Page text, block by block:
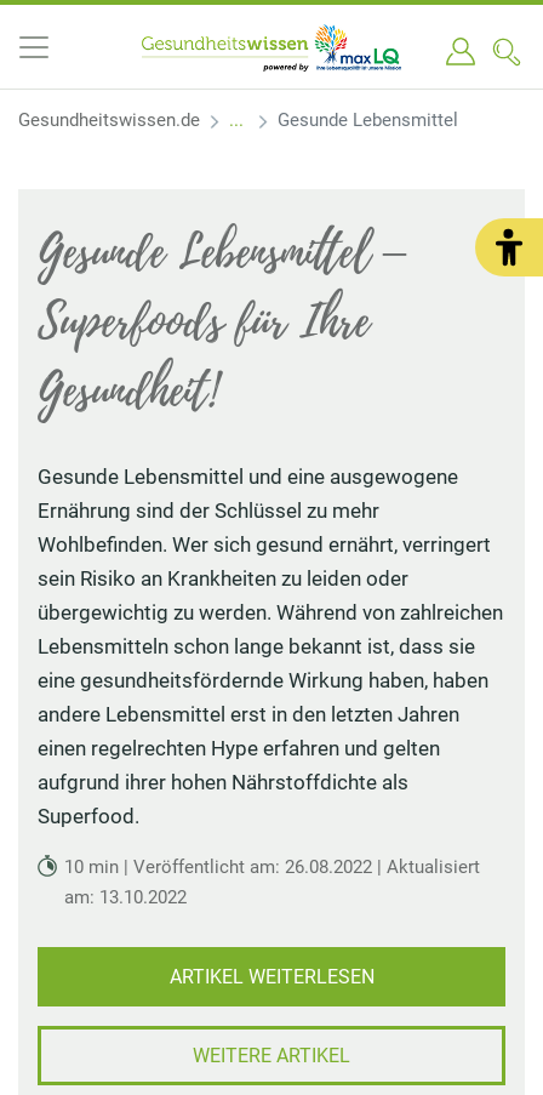
Gesundheitswissen.de Gesunde Lebensmittel
Gesunde Lebensmittel –
Superfoods für Ihre
Gesundheit!
Gesunde Lebensmittel und eine ausgewogene
Ernährung sind der Schlüssel zu mehr
Wohlbefinden. Wer sich gesund ernährt, verringert
sein Risiko an Krankheiten zu leiden oder
übergewichtig zu werden. Während von zahlreichen
Lebensmitteln schon lange bekannt ist, dass sie
eine gesundheitsfördernde Wirkung haben, haben
andere Lebensmittel erst in den letzten Jahren
einen regelrechten Hype erfahren und gelten
aufgrund ihrer hohen Nährstoffdichte als
Superfood.
10 min | Veröffentlicht am: 26.08.2022 | Aktualisiert
am: 13.10.2022
ARTIKEL WEITERLESEN
WEITERE ARTIKEL